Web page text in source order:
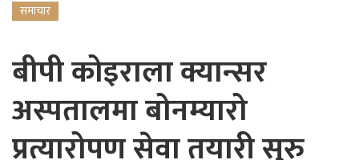
समाचार
बीपी कोइराला क्यान्सर
अस्पतालमा बोनम्यारो
प्रत्यारोपण सेवा तयारी सुरु